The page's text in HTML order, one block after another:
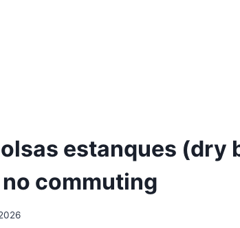
estanques (dry
commuting